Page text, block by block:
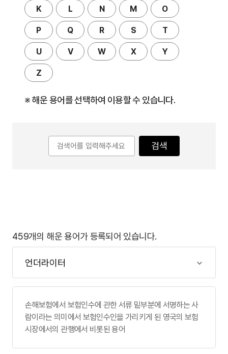
K L N M O
P Q R S T
U V W X Y
Z
※ 해운 용어를 선택하여 이용할 수 있습니다.
검색
459개의 해운 용어가 등록되어 있습니다.
손해보험에서 보험인수에 관한 서류 밑부분에 서명하는 사
람이라는 의미에서 보험인수인을 가리키게 된 영국의 보험
시장에서의 관행에서 비롯된 용어